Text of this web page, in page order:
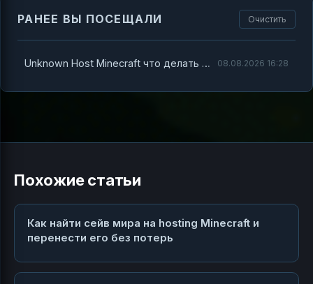
РАНЕЕ ВЫ ПОСЕЩАЛИ Очистить
Unknown Host Minecraft что делать — полный разбор и решение проблемы 08.08.2026 16:28
Похожие статьи
Как найти сейв мира на hosting Minecraft и
перенести его без потерь